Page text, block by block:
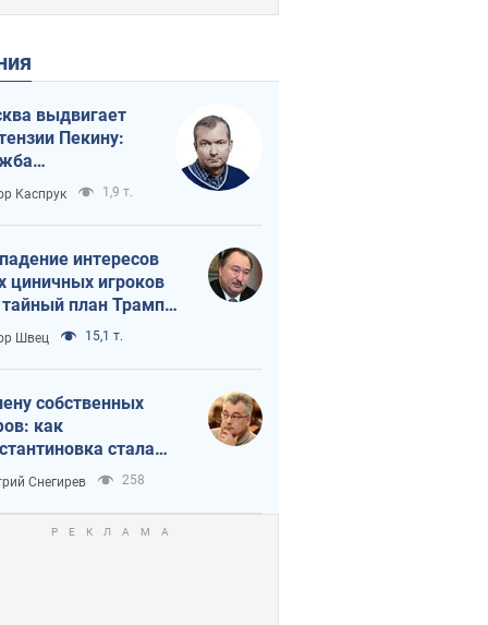
выдвигает
Пекину:
в
России
Каспрук 1,9 т.
интересов
циничных игроков
план Трампа
Швец 15,1 т.
собственных
как
стала
идеологической
для российских
Снегирев 258